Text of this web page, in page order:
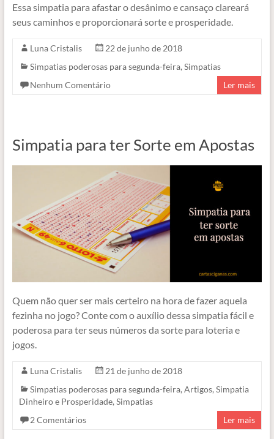
Essa simpatia para afastar o desânimo e cansaço clareará
seus caminhos e proporcionará sorte e prosperidade.
Luna Cristalis
22 de junho de 2018
Simpatias poderosas para segunda-feira, Simpatias
Nenhum Comentário
Ler mais
Simpatia para ter Sorte em Apostas
Quem não quer ser mais certeiro na hora de fazer aquela
fezinha no jogo? Conte com o auxílio dessa simpatia fácil e
poderosa para ter seus números da sorte para loteria e
jogos.
Luna Cristalis
21 de junho de 2018
Simpatias poderosas para segunda-feira, Artigos, Simpatia
Dinheiro e Prosperidade, Simpatias
2 Comentários
Ler mais